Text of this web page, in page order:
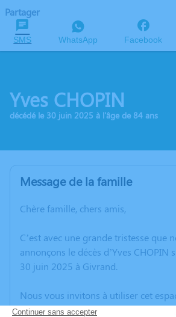
Partager
SMS WhatsApp Facebook
Yves CHOPIN
décédé le 30 juin 2025 à l'âge de 84 ans
Message de la famille
Chère famille, chers amis,
C’est avec une grande tristesse que
annonçons le décès d’Yves CHOPIN
30 juin 2025 à Givrand.
Nous vous invitons à utiliser cet
vos condoléances, partager des